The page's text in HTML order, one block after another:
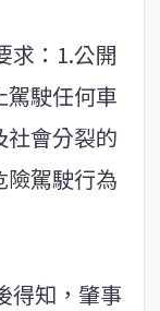
求：1.公開
駕駛任何車
社會分裂的
險駕駛行為
得知，肇事